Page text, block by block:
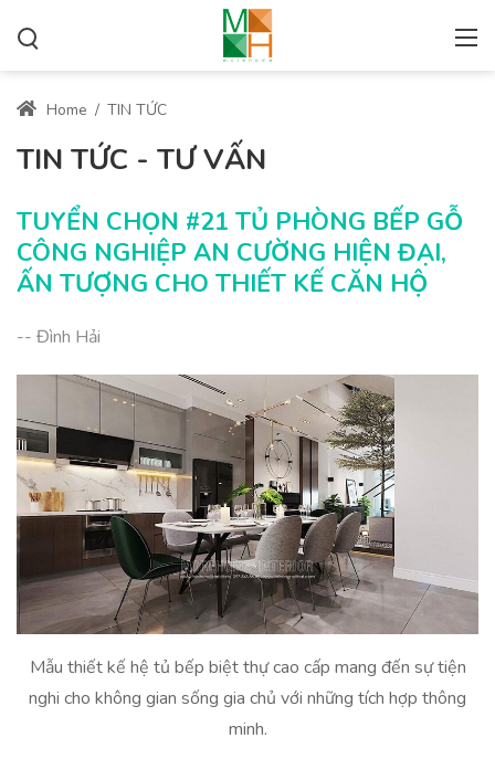
Home / TIN TỨC
TIN TỨC - TƯ VẤN
TUYỂN CHỌN #21 TỦ PHÒNG BẾP GỖ
CÔNG NGHIỆP AN CƯỜNG HIỆN ĐẠI,
ẤN TƯỢNG CHO THIẾT KẾ CĂN HỘ
-- Đình Hải
Mẫu thiết kế hệ tủ bếp biệt thự cao cấp mang đến sự tiện
nghi cho không gian sống gia chủ với những tích hợp thông
minh.